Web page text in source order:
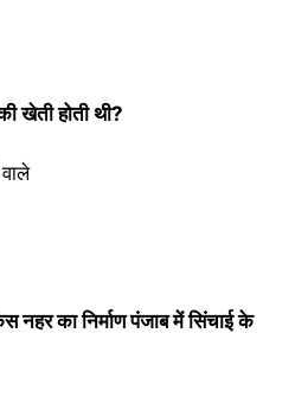
खेती होती थी?
नहर का निर्माण पंजाब में सिंचाई के